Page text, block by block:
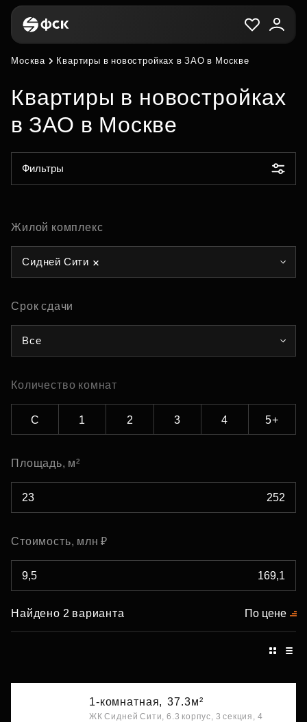
Москва Квартиры в новостройках в ЗАО в Москве
Квартиры в новостройках
в ЗАО в Москве
Фильтры
Жилой комплекс
Сидней Сити
Срок сдачи
Все
Количество комнат
С 1 2 3 4 5+
Площадь, м²
Стоимость, млн ₽
Найдено 2 варианта По цене
1-комнатная, 37.3м²
ЖК Сидней Сити, 6.3 корпус, 3 секция, 4